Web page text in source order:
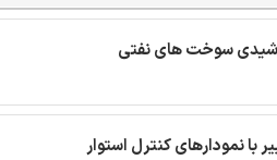
سوخت های نفتی
نمودارهای کنترل استوار